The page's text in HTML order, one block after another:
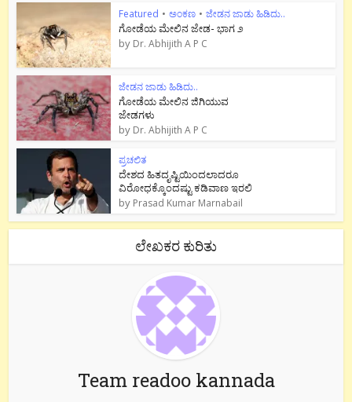
Featured • ಅಂಕಣ • ಜೇಡನ ಜಾಡು ಹಿಡಿದು..
ಗೋಡೆಯ ಮೇಲಿನ ಜೇಡ- ಭಾಗ ೨
by Dr. Abhijith A P C
ಜೇಡನ ಜಾಡು ಹಿಡಿದು..
ಗೋಡೆಯ ಮೇಲಿನ ಜಿಗಿಯುವ
ಜೇಡಗಳು
by Dr. Abhijith A P C
ಪ್ರಚಲಿತ
ದೇಶದ ಹಿತದೃಷ್ಟಿಯಿಂದಲಾದರೂ
ವಿರೋಧಕ್ಕೊಂದಷ್ಟು ಕಡಿವಾಣ ಇರಲಿ
by Prasad Kumar Marnabail
ಲೇಖಕರ ಕುರಿತು
Team readoo kannada